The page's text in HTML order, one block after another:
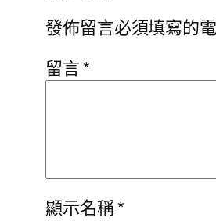
發佈留言必須填寫的
留言*
顯示名稱*